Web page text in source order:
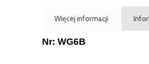
Więcej informacji
Nr: WG6B